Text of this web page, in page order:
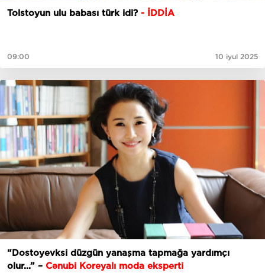
Tolstoyun ulu babası türk idi? - İDDİA
09:00 10 iyul 2025
“Dostoyevksi düzgün yanaşma tapmağa yardımçı
olur...” – Cənubi Koreyalı moda eksperti